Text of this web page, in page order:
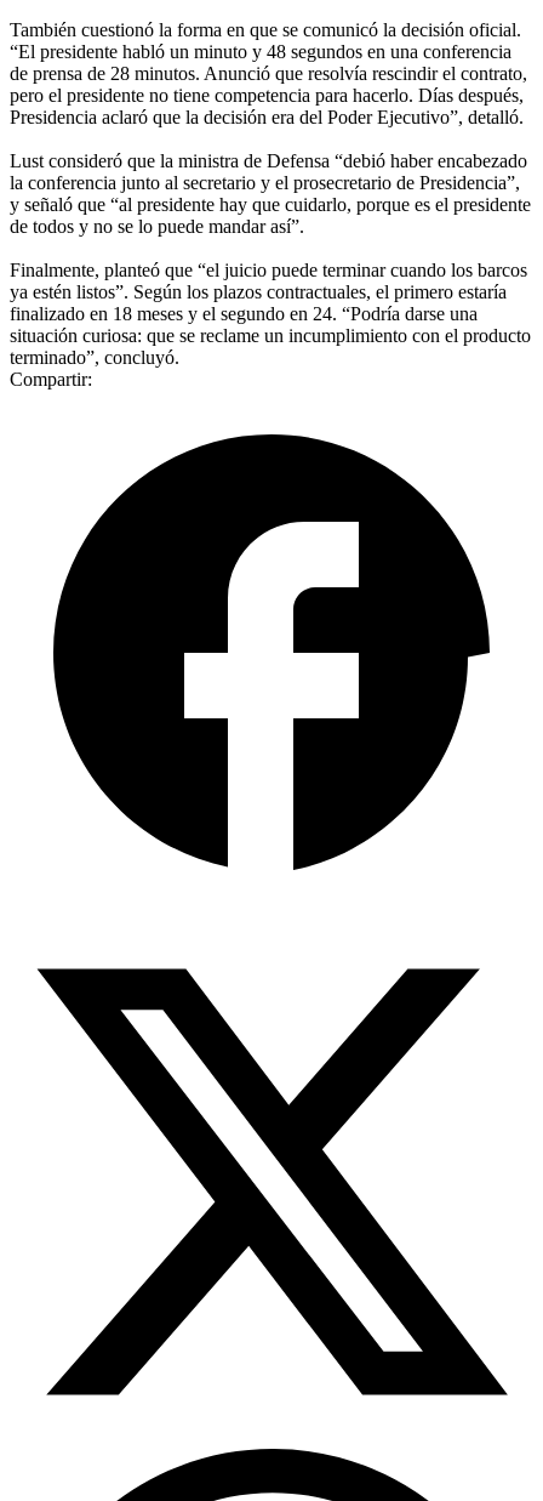
También cuestionó la forma en que se comunicó la decisión oficial.
“El presidente habló un minuto y 48 segundos en una conferencia
de prensa de 28 minutos. Anunció que resolvía rescindir el contrato,
pero el presidente no tiene competencia para hacerlo. Días después,
Presidencia aclaró que la decisión era del Poder Ejecutivo”, detalló.
Lust consideró que la ministra de Defensa “debió haber encabezado
la conferencia junto al secretario y el prosecretario de Presidencia”,
y señaló que “al presidente hay que cuidarlo, porque es el presidente
de todos y no se lo puede mandar así”.
Finalmente, planteó que “el juicio puede terminar cuando los barcos
ya estén listos”. Según los plazos contractuales, el primero estaría
finalizado en 18 meses y el segundo en 24. “Podría darse una
situación curiosa: que se reclame un incumplimiento con el producto
terminado”, concluyó.
Compartir: